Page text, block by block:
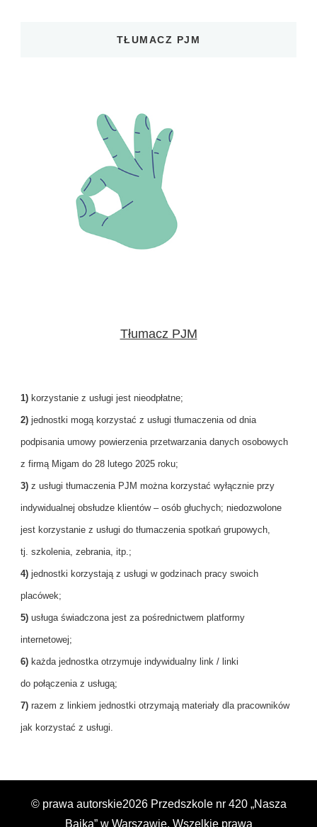
TŁUMACZ PJM
Tłumacz PJM
1) korzystanie z usługi jest nieodpłatne;
2) jednostki mogą korzystać z usługi tłumaczenia od dnia
podpisania umowy powierzenia przetwarzania danych osobowych
z firmą Migam do 28 lutego 2025 roku;
3) z usługi tłumaczenia PJM można korzystać wyłącznie przy
indywidualnej obsłudze klientów – osób głuchych; niedozwolone
jest korzystanie z usługi do tłumaczenia spotkań grupowych,
tj. szkolenia, zebrania, itp.;
4) jednostki korzystają z usługi w godzinach pracy swoich
placówek;
5) usługa świadczona jest za pośrednictwem platformy
internetowej;
6) każda jednostka otrzymuje indywidualny link / linki
do połączenia z usługą;
7) razem z linkiem jednostki otrzymają materiały dla pracowników
jak korzystać z usługi.
© prawa autorskie2026 Przedszkole nr 420 „Nasza
Bajka” w Warszawie. Wszelkie prawa